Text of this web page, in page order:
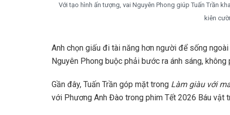
Với tạo hình ấn tượng, vai Nguyên Phong giúp Tuấn Trần
kiên
Anh chọn giấu đi tài năng hơn người để sống
Nguyên Phong buộc phải bước ra ánh sáng,
Gần đây, Tuấn Trần góp mặt trong Làm giàu với
với Phương Anh Đào trong phim Tết 2026 Báu vật